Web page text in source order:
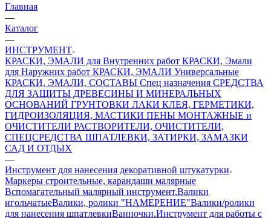
Главная
—
Каталог
—
ИНСТРУМЕНТ
КРАСКИ, ЭМАЛИ для Внутренних работ КРАСКИ, Эмали
для Наружних работ КРАСКИ, ЭМАЛИ Универсальные
КРАСКИ, ЭМАЛИ, СОСТАВЫ Спец назначения СРЕДСТВА
ДЛЯ ЗАЩИТЫ ДРЕВЕСИНЫ И МИНЕРАЛЬНЫХ
ОСНОВАНИЙ ГРУНТОВКИ ЛАКИ КЛЕЯ, ГЕРМЕТИКИ,
ГИДРОИЗОЛЯЦИЯ, МАСТИКИ ПЕНЫ МОНТАЖНЫЕ и
ОЧИСТИТЕЛИ РАСТВОРИТЕЛИ, ОЧИСТИТЕЛИ,
СПЕЦСРЕДСТВА ШПАТЛЕВКИ, ЗАТИРКИ, ЗАМАЗКИ
САД И ОТДЫХ
—
Инструмент для нанесения декоративной штукатурки
Маркеры строительные, карандаши малярные
Вспомагательный малярный инструмент.Валики
игольчатыеВалики, ролики "НАМЕРЕНИЕ"Валики/ролики
для нанесения шпатлевкиВанночки.Инструмент для работы с